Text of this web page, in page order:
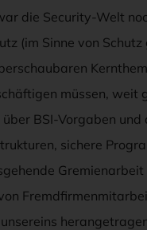
die Security-Welt
(im Sinne von
müssen, weit
BSI-Vorgaben
sichere